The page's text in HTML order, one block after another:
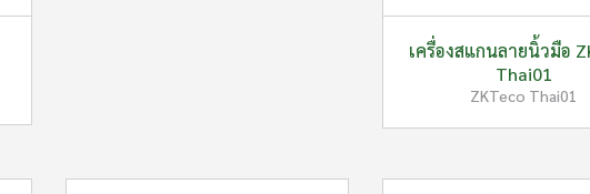
เครื่องสแกนลายนิ้วมือ
Thai01
ZKTeco Thai01